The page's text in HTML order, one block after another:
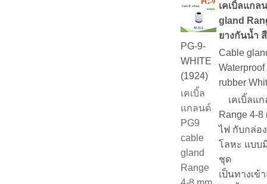
PG-9-
WHITE
(1924)
เคเบิ้ล
แกลนด์
PG9
cable
gland
Range
เคเบิ้ลแกล
gland
ยางกันน้ำ
Cable
rubber
เคเบิ้ลแก
Range 4-
ไฟ กับกล่อ
โลหะ แบบ
ชุด
เป็นทางเข้